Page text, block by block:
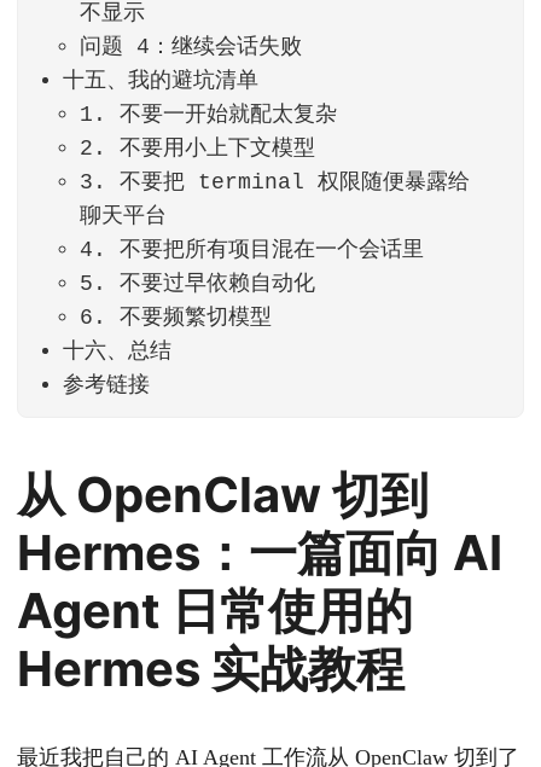
不显示
问题 4：继续会话失败
十五、我的避坑清单
1. 不要一开始就配太复杂
2. 不要用小上下文模型
3. 不要把 terminal 权限随便暴露给
聊天平台
4. 不要把所有项目混在一个会话里
5. 不要过早依赖自动化
6. 不要频繁切模型
十六、总结
参考链接
从 OpenClaw 切到
Hermes：一篇面向 AI
Agent 日常使用的
Hermes 实战教程
最近我把自己的 AI Agent 工作流从 OpenClaw 切到了